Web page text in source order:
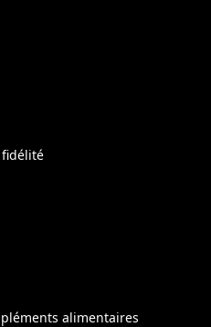
fidélité
alimentaires